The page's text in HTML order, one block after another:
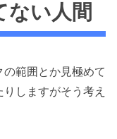
ない人間
範囲とか見極めて
しますがそう考え